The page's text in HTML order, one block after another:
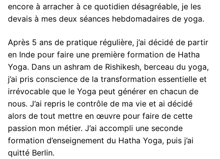
encore à arracher à ce quotidien désagréable, je les
devais à mes deux séances hebdomadaires de yoga.
Après 5 ans de pratique régulière, j’ai décidé de partir
en Inde pour faire une première formation de Hatha
Yoga. Dans un ashram de Rishikesh, berceau du yoga,
j’ai pris conscience de la transformation essentielle et
irrévocable que le Yoga peut générer en chacun de
nous. J’ai repris le contrôle de ma vie et ai décidé
alors de tout mettre en œuvre pour faire de cette
passion mon métier. J’ai accompli une seconde
formation d’enseignement du Hatha Yoga, puis j’ai
quitté Berlin.